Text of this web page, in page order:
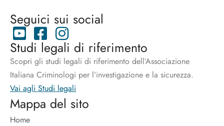
Seguici sui social
Studi legali di riferimento
Scopri gli studi legali di riferimento dell’Associazione
Italiana Criminologi per l’investigazione e la sicurezza.
Vai agli Studi legali
Mappa del sito
Home